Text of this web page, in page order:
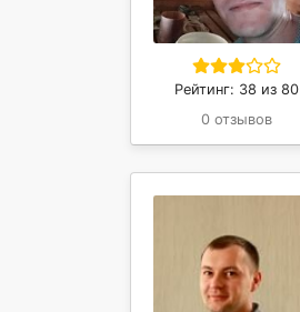
Рейтинг: 38 из 80
0 отзывов